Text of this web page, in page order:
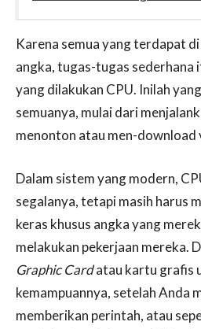
Karena semua yang terdapat
angka, tugas-tugas sederhana
yang dilakukan CPU. Inilah
semuanya, mulai dari
menonton atau men-download
Dalam sistem yang modern,
segalanya, tetapi masih harus
keras khusus angka yang
melakukan pekerjaan mereka.
Graphic Cardatau kartu grafis
kemampuannya, setelah Anda
memberikan perintah, atau